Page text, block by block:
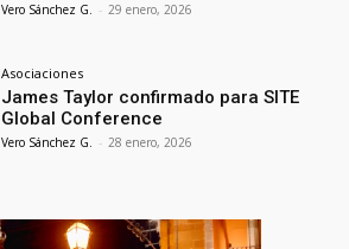
Vero Sánchez G. - 29 enero, 2026
Asociaciones
James Taylor confirmado para SITE
Global Conference
Vero Sánchez G. - 28 enero, 2026